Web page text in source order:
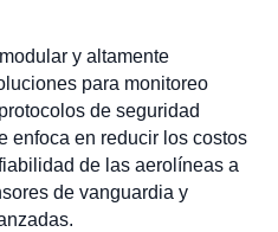
y altamente
para monitoreo
de seguridad
enfoca en reducir los costos
de las aerolíneas a
de vanguardia y